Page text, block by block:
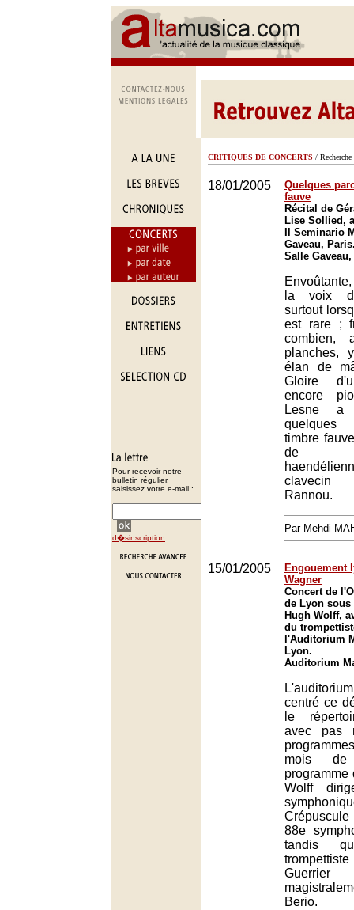
Pour recevoir notre
bulletin régulier,
saisissez votre e-mail :
d�sinscription
CRITIQUES DE CONCERTS / Recherche
18/01/2005
Quelques
fauve
Récital de
Lise Sollied,
Il Seminario
Gaveau,
Salle
la voix
surtout
est rare ;
combien,
planches,
élan de
Gloire
encore
Lesne a
quelques
timbre
de
clavecin
Rannou.
Par Mehdi
15/01/2005
Engouement
Wagner
Concert de
de Lyon
Hugh Wolff,
du
l'Auditorium
Lyon.
Auditorium
centré ce
le
avec pas
mois
programme
Wolff
Crépuscule
88e
tandis
Berio.